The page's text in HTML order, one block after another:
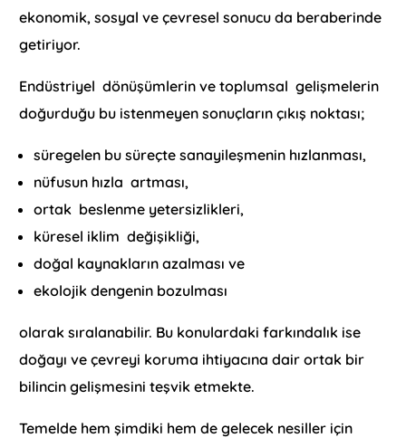
ekonomik, sosyal ve çevresel sonucu da beraberinde
getiriyor.
Endüstriyel dönüşümlerin ve toplumsal gelişmelerin
doğurduğu bu istenmeyen sonuçların çıkış noktası;
süregelen bu süreçte sanayileşmenin hızlanması,
nüfusun hızla artması,
ortak beslenme yetersizlikleri,
küresel iklim değişikliği,
doğal kaynakların azalması ve
ekolojik dengenin bozulması
olarak sıralanabilir. Bu konulardaki farkındalık ise
doğayı ve çevreyi koruma ihtiyacına dair ortak bir
bilincin gelişmesini teşvik etmekte.
Temelde hem şimdiki hem de gelecek nesiller için